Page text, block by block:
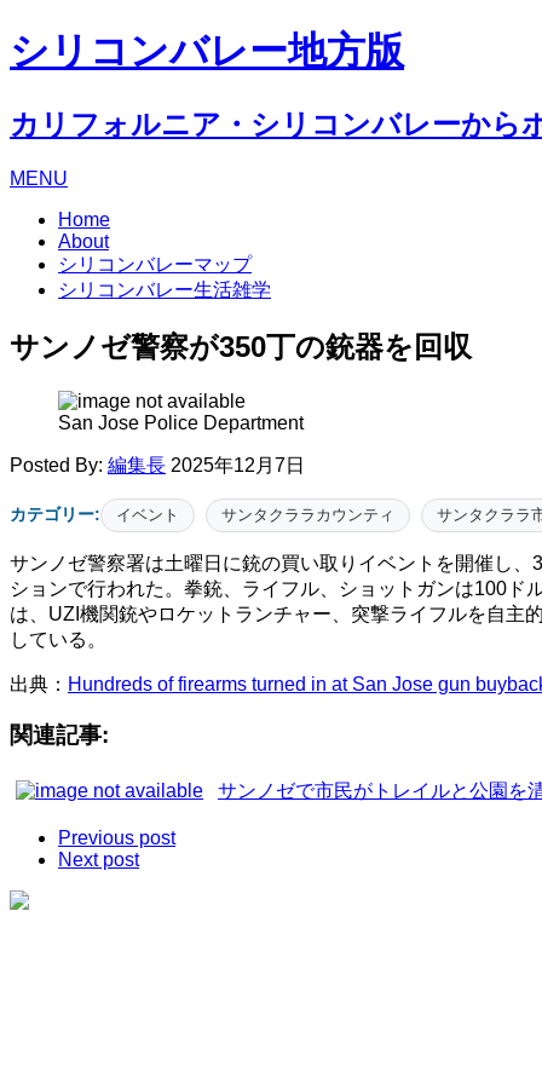
シリコンバレー地方版
カリフォルニア・シリコンバレーから
MENU
Home
About
シリコンバレーマップ
シリコンバレー生活雑学
サンノゼ警察が350丁の銃器を回収
San Jose Police Department
Posted By: 編集長 2025年12月7日
カテゴリー: イベント サンタクララカウンティ サンタクララ
サンノゼ警察署は土曜日に銃の買い取りイベントを開催し
ションで行われた。拳銃、ライフル、ショットガンは100
は、UZI機関銃やロケットランチャー、突撃ライフルを自主
している。
出典： Hundreds of firearms turned in at San Jose gun
関連記事:
サンノゼで市民がトレイルと公園を
Previous post
Next post